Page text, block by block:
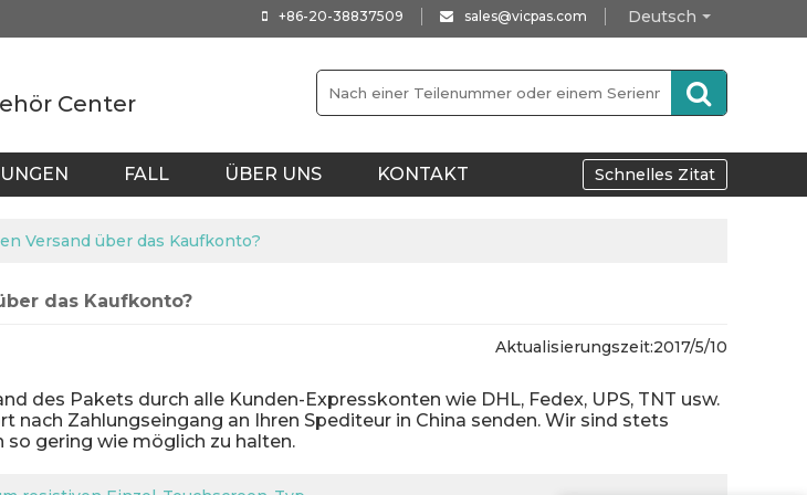
Deutsch
+86-20-38837509 sales@vicpas.com
Center
FALL ÜBER UNS KONTAKT Schnelles Zitat
Versand über das Kaufkonto?
das Kaufkonto?
Aktualisierungszeit:2017/5/10
des Pakets durch alle Kunden-Expresskonten wie DHL, Fedex, UPS, TNT usw.
nach Zahlungseingang an Ihren Spediteur in China senden. Wir sind stets
gering wie möglich zu halten.